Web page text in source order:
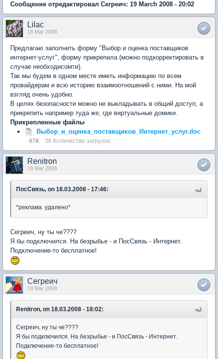
Сообщение отредактировал Сегреич: 19 March 2008 - 20:02
Lilac
18 Mar 2008
Предлагаю заполнить форму "Выбор и оценка поставщиков
интернет-услуг", форму прикрепила (можно подкорректировать в
случае необходисомти).
Так мы будем в одном месте иметь информацию по всем
провайдерам и всю историю взаимоотношений с ними. На мой
взгляд очень удобно.
В целях безопасности можно не выкладывать в общий доступ, а
прикрепить например туда же, где виртуальные домики.
Прикрепленные файлы
Выбор_и_оценка_поставщиков_Интернет_услуг.doc
47К 36 Количество загрузок:
Renitron
18 Mar 2008
ПосСвязь, on 18.03.2008 - 17:46:
*реклама. удалено*
Сегреич, ну ты че????
Я бы подключился. На безрыбье - и ПосСвязь - Интернет.
Подключение-то бесплатное!
Сегреич
18 Mar 2008
Renitron, on 18.03.2008 - 18:02:
Сегреич, ну ты че????
Я бы подключился. На безрыбье - и ПосСвязь - Интернет.
Подключение-то бесплатное!